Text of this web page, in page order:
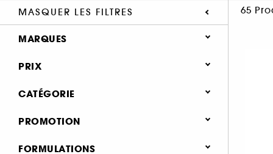
MASQUER LES FILTRES 65
MARQUES
A-DERMA (1)
PRIX
CATÉGORIE
Corps & Bain
PROMOTION
0 (43)
FORMULATIONS